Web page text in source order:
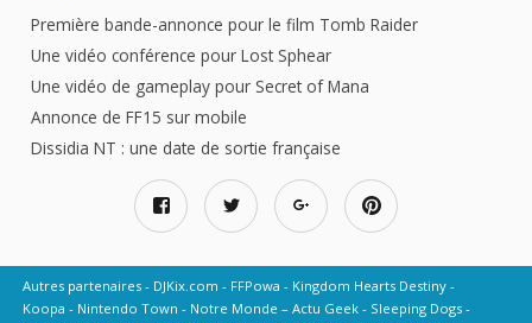
Première bande-annonce pour le film Tomb Raider
Une vidéo conférence pour Lost Sphear
Une vidéo de gameplay pour Secret of Mana
Annonce de FF15 sur mobile
Dissidia NT : une date de sortie française
Autres partenaires DJKix.com FFPowa
Kingdom Hearts Destiny
Koopa
Nintendo Town Notre Monde – Actu Geek
Sleeping Dogs